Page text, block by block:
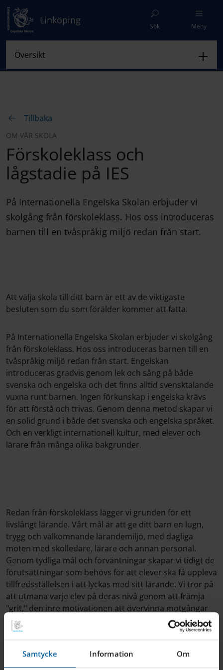
Samtycke Information Om
Linköping
Sök Meny
Tillbaka
OM VÅR SKOLA
Förskoleklass och
lågstadie på IES
På Internationella Engelska Skolan erbjuder vi
skolgång från förskoleklass. Hos oss introduceras
barnen till en tvåspråkig miljö redan från start.
Att välja skola till ditt barn är ett av de viktigaste
besluten som du som förälder kommer att fatta.
På Internationella Engelska Skolan erbjuder vi skolgång
från förskoleklass. Hos oss introduceras barnen till en
tvåspråkig miljö redan från start. Engelskan
introduceras gradvis genom lek och sång på både
svenska och engelska och det finns alltid svensktalande
vuxna runt barnen. Ingen förkunskap i engelska krävs
för att förstå och trivas. Genom denna metod skapar vi
en solid grund i både det svenska och engelska språket.
Och en verkligt internationell kultur, med elever och
lärare från många olika bakgrunder.
Redan från förskoleklass lägger vi grunden för ett
livslångt lärande. Vårt mål är att ge ditt barn en lugn,
trygg och välkomnande lärandemiljö, med dagliga
möten med skolledare, lärare och annan personal.
Genom tydliga mål och förväntningar skapar vi tidigt de
förutsättningar som behövs för att elever ska få uppleva
tillfredsställelsen i att lyckas med sitt lärande. Vi tror på
att utmana varje elev på deras nivå genom att främja
"grit," den inre motivationen att övervinna motgångar
och nå sin fulla potential.
Välkommen till oss på Internationella Engelska Skolan.